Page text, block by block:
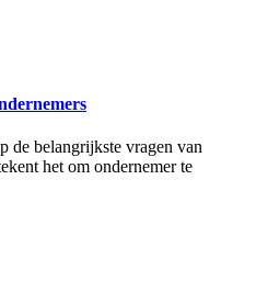
de belangrijkste vragen van
het om ondernemer te